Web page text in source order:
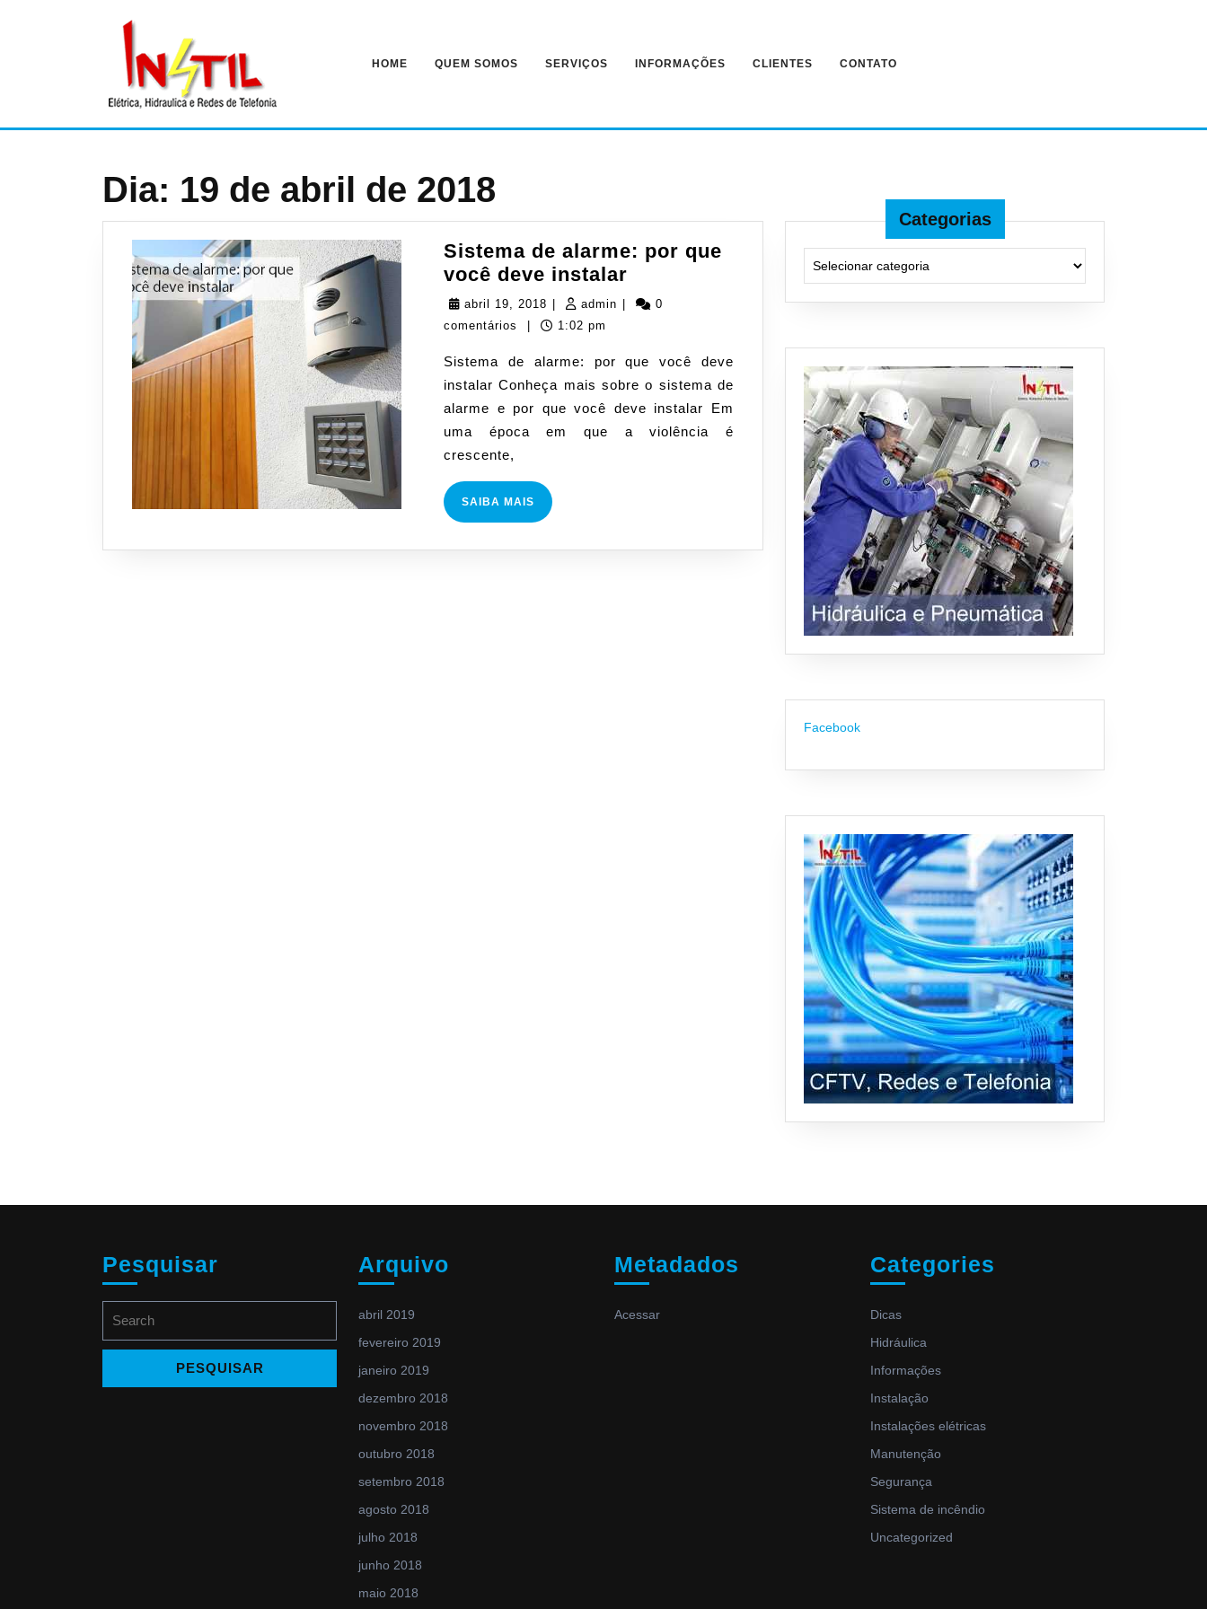
HOME QUEM SOMOS SERVIÇOS INFORMAÇÕES CLIENTES CONTATO
Dia: 19 de abril de 2018
Sistema de alarme: por que
você deve instalar
de
que
você
deve
instalar
abril 19, 2018 abril
19,
admin admin0
comentários
1:02 pm
Sistema de alarme: por que você deve
instalar Conheça mais sobre o sistema de
alarme e por que você deve instalar Em
uma época em que a violência é
crescente,
SAIBA MAIS SAIBA
MAIS
Categorias
Facebook
Pesquisar
for:
Arquivo
abril 2019
fevereiro 2019
janeiro 2019
dezembro 2018
novembro 2018
outubro 2018
setembro 2018
agosto 2018
julho 2018
junho 2018
maio 2018
Metadados
Acessar
Categories
Dicas
Hidráulica
Informações
Instalação
Instalações elétricas
Manutenção
Segurança
Sistema de incêndio
Uncategorized